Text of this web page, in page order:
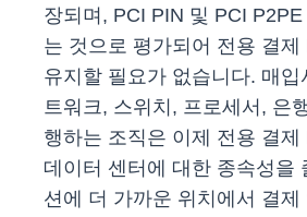
장되며, PCI PIN 및 PCI
는 것으로 평가되어 전용 결
유지할 필요가 없습니다. 매입
트워크, 스위치, 프로세서, 은
행하는 조직은 이제 전용 결
데이터 센터에 대한 종속성을
션에 더 가까운 위치에서 결